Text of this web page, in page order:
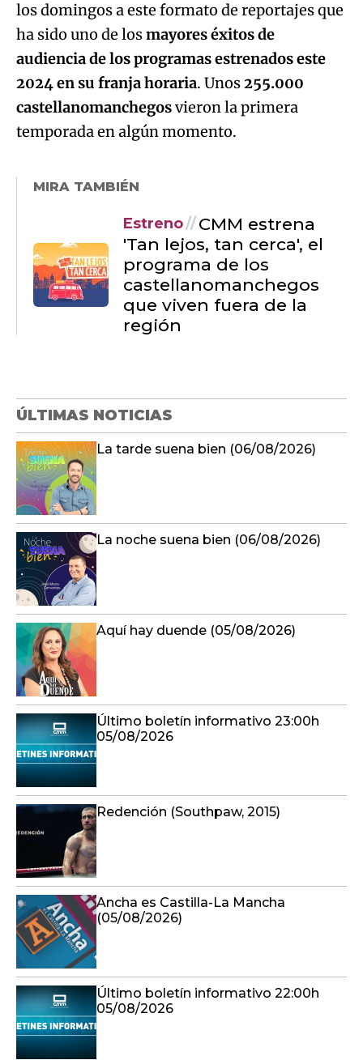
los domingos a este formato de reportajes que
ha sido uno de losmayores éxitos de
audiencia de los programas estrenados este
2024 en su franja horaria. Unos255.000
castellanomanchegosvieron la primera
temporada en algún momento.
MIRA TAMBIÉN
Estreno
CMM estrena
'Tan lejos, tan cerca', el
programa de los
castellanomanchegos
que viven fuera de la
región
ÚLTIMAS NOTICIAS
La tarde suena bien (06/08/2026)
La noche suena bien (06/08/2026)
Aquí hay duende (05/08/2026)
Último boletín informativo 23:00h
05/08/2026
Redención (Southpaw, 2015)
Ancha es Castilla-La Mancha
(05/08/2026)
Último boletín informativo 22:00h
05/08/2026